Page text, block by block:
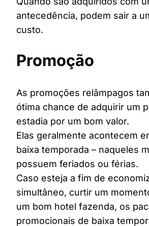
antecedência, podem sair a
custo.
Promoção
As promoções relâmpagos
ótima chance de adquirir um
estadia por um bom valor.
Elas geralmente acontecem
baixa temporada – naqueles
possuem feriados ou férias.
Caso esteja a fim de
simultâneo, curtir um
um bom hotel fazenda, os
promocionais de baixa